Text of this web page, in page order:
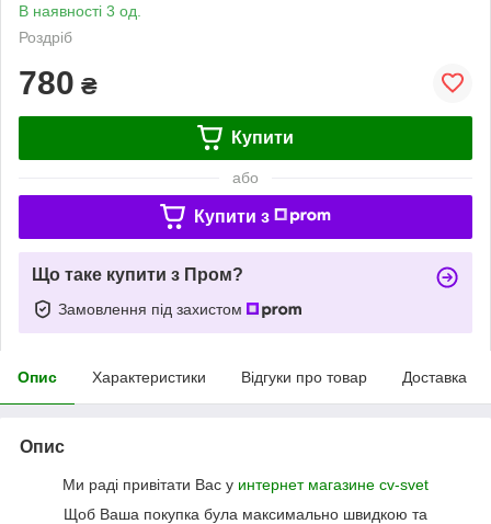
В наявності 3 од.
Роздріб
780 ₴
Купити
або
Купити з
Що таке купити з Пром?
Замовлення під захистом
Опис Характеристики Відгуки про товар Доставка
Опис
Ми раді привітати Вас у интернет магазине cv-svet
Щоб Ваша покупка була максимально швидкою та